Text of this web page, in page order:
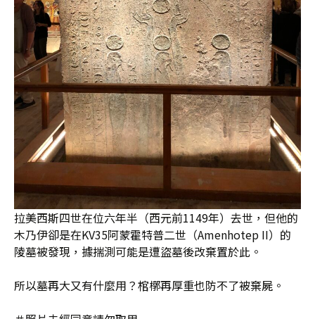
拉美西斯四世在位六年半（西元前1149年）去世，但他的
木乃伊卻是在KV35阿蒙霍特普二世（Amenhotep II）的
陵墓被發現，據揣測可能是遭盜墓後改棄置於此。
所以墓再大又有什麼用？棺槨再厚重也防不了被棄屍。